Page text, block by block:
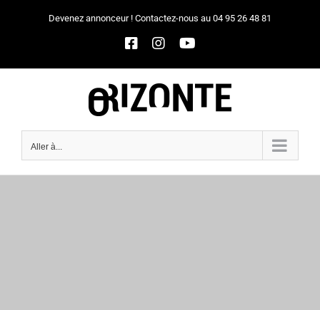
Devenez annonceur ! Contactez-nous au 04 95 26 48 81
Facebook
InstagramYouTube
Aller à...